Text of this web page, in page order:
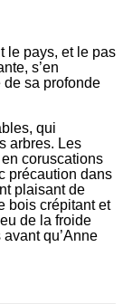
le pays, et le pas
s’en
sa profonde
qui
arbres. Les
coruscations
précaution dans
plaisant de
bois crépitant et
de la froide
qu’Anne